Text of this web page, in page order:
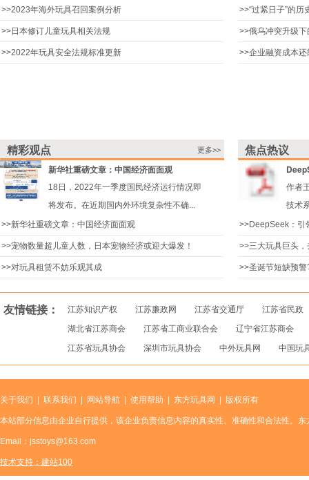
>>2023年海外玩具召回案例分析
>>日本修订儿童玩具相关法规
>>2022年玩具安全法规标准更新
>>“过紧日子”的历
>>俄乌冲突升级
>>企业融资成本还
更多>>
精彩观点
新华社重磅文章：中国经济面面观
18日，2022年一季度国民经济运行情况即
将发布。在近期国内外环境复杂性不确...
>>新华社重磅文章：中国经济面面观
>>宠物数量超儿童人数，日本宠物经济或迎大爆发！
>>对玩具租赁不妨乐观其成
焦点热议
作者
技术
>>DeepSeek：引
>>三大玩具巨头
>>圣诞节短缺预
友情链接： 江苏知识产权 江苏廉政网 江苏省交通厅
江苏省民政
湖北省江苏商会
江苏省工商业联合会
辽宁省江苏商会
江苏省玩具协会
深圳市玩具协会 中外玩具网 中国玩
关于我们 联系我们 网站导航 使用帮助 东方玩具网 | 版权所有
本站部分信息由企业自行提供，该企业负责信息内容的真实性、准确性和合法性。
Email：jsstoys@163.com
技术支持：建站100